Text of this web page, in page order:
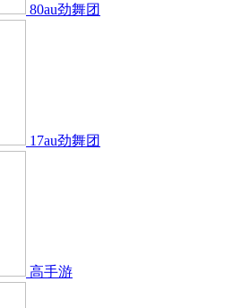
80au劲舞团
17au劲舞团
高手游